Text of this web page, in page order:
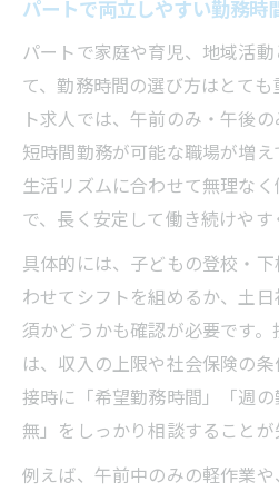
パートで両立しやすい勤務時
パートで家庭や育児、地域活
て、勤務時間の選び方はとて
ト求人では、午前のみ・午後の
短時間勤務が可能な職場が増
生活リズムに合わせて無理な
で、長く安定して働き続けやす
具体的には、子どもの登校・
わせてシフトを組めるか、土
須かどうかも確認が必要です
は、収入の上限や社会保険の
接時に「希望勤務時間」「週
無」をしっかり相談することが
例えば、午前中のみの軽作業